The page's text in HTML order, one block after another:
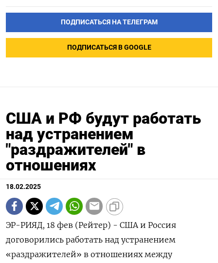
ПОДПИСАТЬСЯ НА ТЕЛЕГРАМ
ПОДПИСАТЬСЯ В GOOGLE
США и РФ будут работать
над устранением
"раздражителей" в
отношениях
18.02.2025
ЭР-РИЯД, 18 фев (Рейтер) - США и Россия
договорились работать над устранением
«раздражителей» в отношениях между